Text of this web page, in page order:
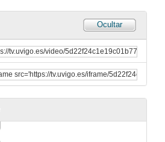
Ocultar
1 de xuño de 2019